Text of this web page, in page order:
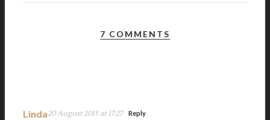
7 COMMENTS
Linda20 August 2015 at 17:27 Reply